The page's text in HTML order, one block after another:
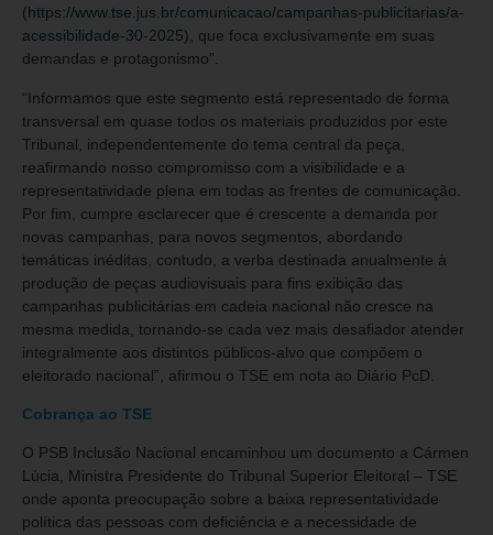
(https://www.tse.jus.br/comunicacao/campanhas-publicitarias/a-
acessibilidade-30-2025), que foca exclusivamente em suas
demandas e protagonismo”.
“Informamos que este segmento está representado de forma
transversal em quase todos os materiais produzidos por este
Tribunal, independentemente do tema central da peça,
reafirmando nosso compromisso com a visibilidade e a
representatividade plena em todas as frentes de comunicação.
Por fim, cumpre esclarecer que é crescente a demanda por
novas campanhas, para novos segmentos, abordando
temáticas inéditas, contudo, a verba destinada anualmente à
produção de peças audiovisuais para fins exibição das
campanhas publicitárias em cadeia nacional não cresce na
mesma medida, tornando-se cada vez mais desafiador atender
integralmente aos distintos públicos-alvo que compõem o
eleitorado nacional”, afirmou o TSE em nota ao Diário PcD.
Cobrança ao TSE
O PSB Inclusão Nacional encaminhou um documento a Cármen
Lúcia, Ministra Presidente do Tribunal Superior Eleitoral – TSE
onde aponta preocupação sobre a baixa representatividade
política das pessoas com deficiência e a necessidade de